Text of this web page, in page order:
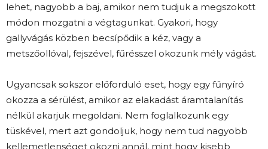
lehet, nagyobb a baj, amikor nem tudjuk a megszokott
módon mozgatni a végtagunkat. Gyakori, hogy
gallyvágás közben becsípődik a kéz, vagy a
metszőollóval, fejszével, fűrésszel okozunk mély vágást.
Ugyancsak sokszor előforduló eset, hogy egy fűnyíró
okozza a sérülést, amikor az elakadást áramtalanítás
nélkül akarjuk megoldani. Nem foglalkozunk egy
tüskével, mert azt gondoljuk, hogy nem tud nagyobb
kellemetlenséget okozni annál, mint hogy kisebb